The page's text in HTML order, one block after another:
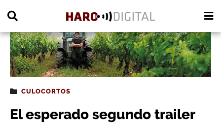
CULOCORTOS
El esperado segundo trailer